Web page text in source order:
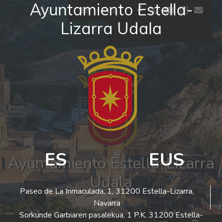
Ayuntamiento Estella-
Lizarra Udala
ES EUS
Paseo de La Inmaculada, 1, 31200 Estella-Lizarra,
Navarra
Sorkunde Garbiaren pasalekua, 1 P.K. 31200 Estella-
Ir al contenido ES EUS facebook
twitter
youtube
El tiempo - Tutiempo.net
Ayuntamiento Estella-Lizarra
Udala